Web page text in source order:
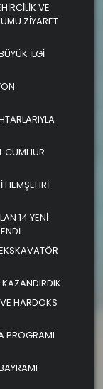
VE
ZİYARET
İLGİ
CUMHUR
14 YENİ
HARDOKS
PROGRAMI